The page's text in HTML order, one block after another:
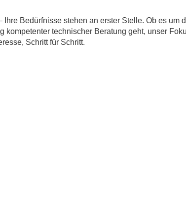
Bedürfnisse stehen an erster Stelle. Ob es um
technischer Beratung geht, unser
Schritt für Schritt.